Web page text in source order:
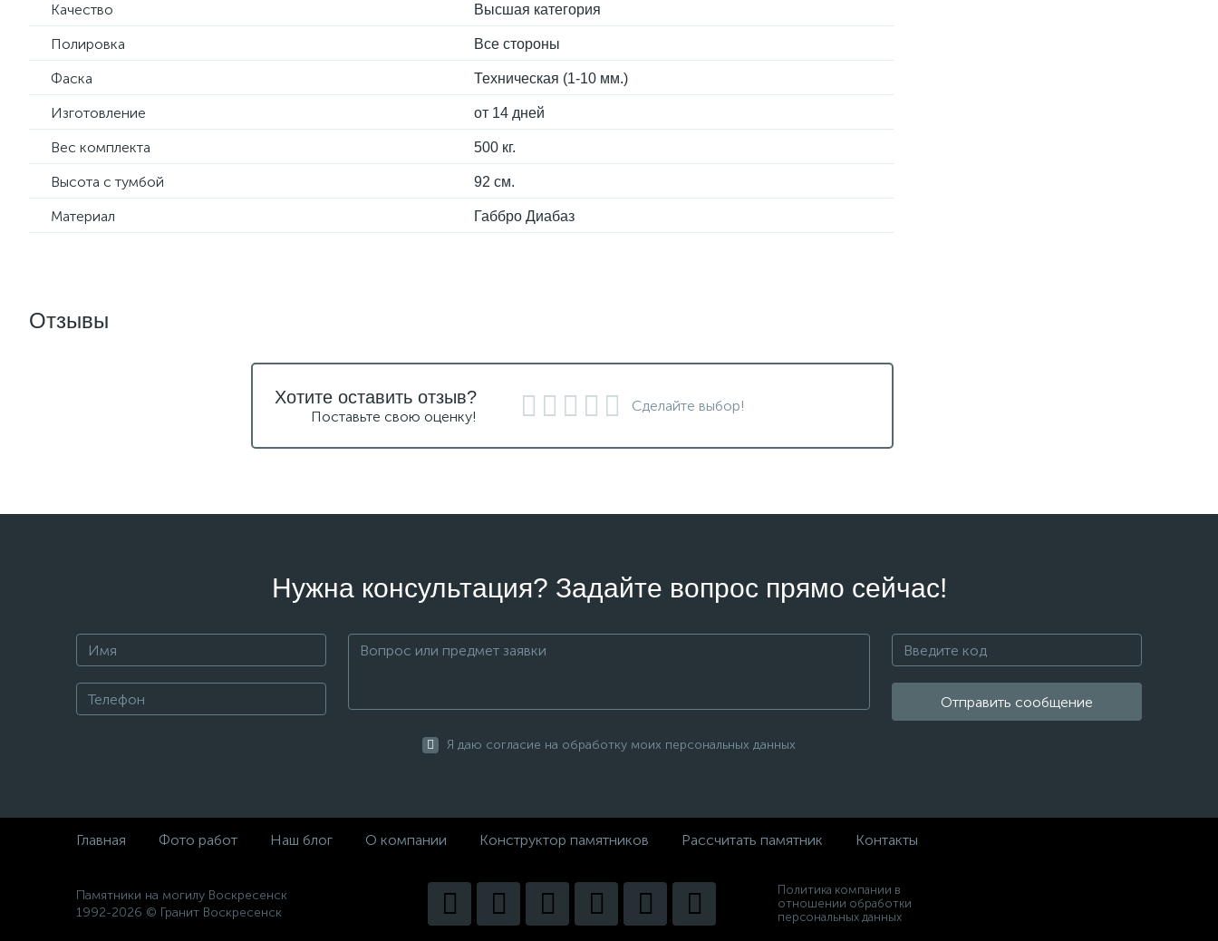
Качество Высшая категория
Полировка Все стороны
Фаска Техническая (1-10 мм.)
Изготовление от 14 дней
Вес комплекта 500 кг.
Высота с тумбой 92 см.
Материал Габбро Диабаз
Отзывы
Хотите оставить отзыв?
Поставьте свою оценку!
Сделайте выбор!
Нужна консультация? Задайте вопрос прямо сейчас!
Отправить сообщение
Я даю согласие на обработку моих персональных данных
Главная Фото работ Наш блог О компании Конструктор памятников Рассчитать памятник Контакты
Памятники на могилу Воскресенск
1992-2026 © Гранит Воскресенск
Политика компании в
отношении обработки
персональных данных